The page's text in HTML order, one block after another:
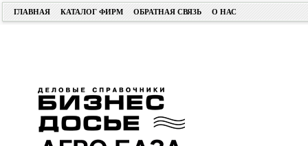
ГЛАВНАЯ КАТАЛОГ ФИРМ ОБРАТНАЯ СВЯЗЬ О НАС